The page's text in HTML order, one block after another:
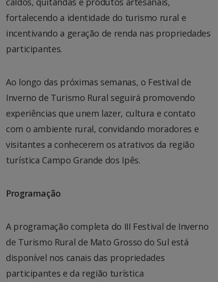
fortalecendo a identidade do turismo rural e
incentivando a geração de renda nas propriedades
participantes.
Ao longo das próximas semanas, o Festival de
Inverno de Turismo Rural seguirá promovendo
experiências que unem lazer, cultura e contato
com o ambiente rural, convidando moradores e
visitantes a conhecerem os atrativos da região
turística Campo Grande dos Ipês.
Programação
A programação completa do III Festival de Inverno
de Turismo Rural de Mato Grosso do Sul está
disponível nos canais das propriedades
participantes e da região turística